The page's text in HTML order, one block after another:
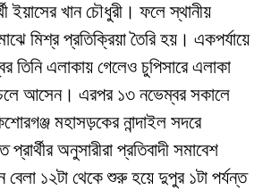
ইয়াসের খান চৌধুরী। ফলে স্থানীয়
মিশ্র প্রতিক্রিয়া তৈরি হয়। একপর্যায়ে
তিনি এলাকায় গেলেও চুপিসারে এলাকা
আসেন। এরপর ১৩ নভেম্বর সকালে
মহাসড়কের নান্দাইল সদরে
প্রার্থীর অনুসারীরা প্রতিবাদী সমাবেশ
বেলা ১২টা থেকে শুরু হয়ে দুপুর ১টা পর্যন্ত